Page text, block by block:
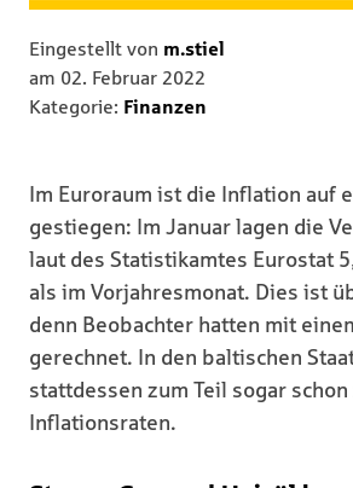
Eingestellt von m.stiel
am 02. Februar 2022
Kategorie: Finanzen
Im Euroraum ist die Inflation auf
gestiegen: Im Januar lagen die
laut des Statistikamtes Eurostat
als im Vorjahresmonat. Dies ist
denn Beobachter hatten mit
gerechnet. In den baltischen
stattdessen zum Teil sogar
Inflationsraten.